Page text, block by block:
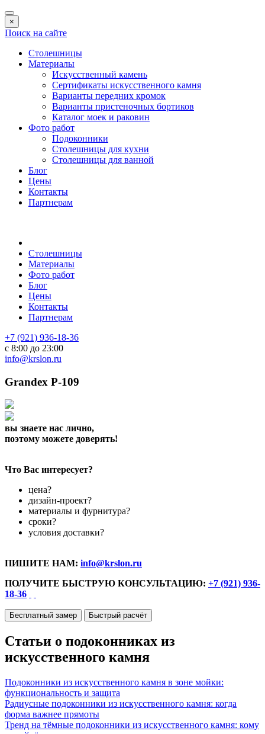
×
Поиск на сайте
Столешницы
Материалы
Искусственный камень
Сертификаты искусственного камня
Варианты передних кромок
Варианты пристеночных бортиков
Каталог моек и раковин
Фото работ
Подоконники
Столешницы для кухни
Столешницы для ванной
Блог
Цены
Контакты
Партнерам
Столешницы
Материалы
Фото работ
Блог
Цены
Контакты
Партнерам
+7 (921) 936-18-36
с 8:00 до 23:00
info@krslon.ru
Grandex P-109
вы знаете нас лично,
поэтому можете доверять!
Что Вас интересует?
цена?
дизайн-проект?
материалы и фурнитура?
сроки?
условия доставки?
ПИШИТЕ НАМ: info@krslon.ru
ПОЛУЧИТЕ БЫСТРУЮ КОНСУЛЬТАЦИЮ: +7 (921) 936-
18-36
Бесплатный замер Быстрый расчёт
Статьи о подоконниках из
искусственного камня
Подоконники из искусственного камня в зоне мойки:
функциональность и защита
Радиусные подоконники из искусственного камня: когда
форма важнее прямоты
Тренд на тёмные подоконники из искусственного камня: кому